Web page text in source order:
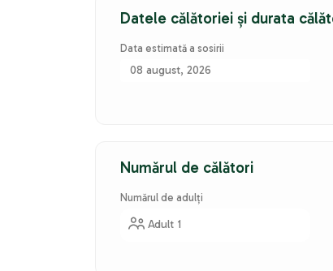
Datele călătoriei și durata
Data estimată a sosirii
08 august, 2026
Numărul de călători
Numărul de adulți
Adult 1